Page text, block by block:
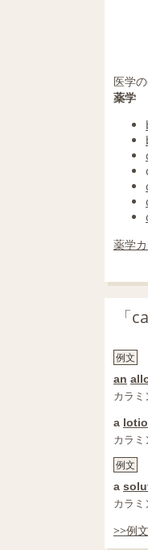
医学
薬学
薬学
「
例文
an
カラミ
a
カラ
例文
a
カラ
>>例